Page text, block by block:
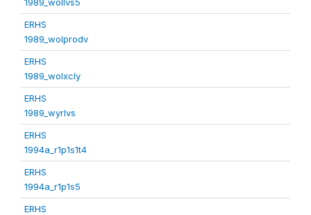
ERHS
1989_wolprodv
ERHS
1989_wolxcly
ERHS
1989_wyrlvs
ERHS
1994a_r1p1s1t4
ERHS
1994a_r1p1s5
ERHS